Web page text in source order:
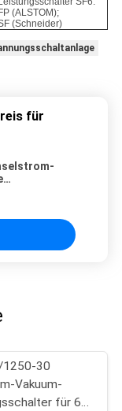
FP (ALSTOM);
(Schneider)
für
30
Vakuum-
für 6-